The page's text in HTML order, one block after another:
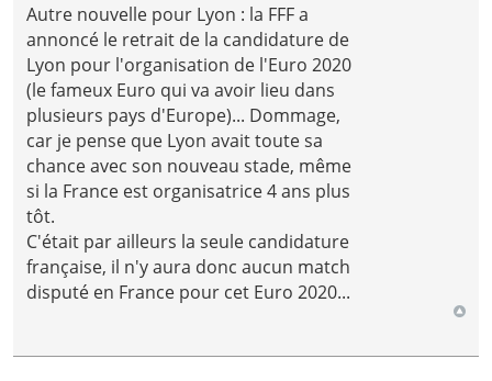
Autre nouvelle pour Lyon : la FFF a
annoncé le retrait de la candidature de
Lyon pour l'organisation de l'Euro 2020
(le fameux Euro qui va avoir lieu dans
plusieurs pays d'Europe)... Dommage,
car je pense que Lyon avait toute sa
chance avec son nouveau stade, même
si la France est organisatrice 4 ans plus
tôt.
C'était par ailleurs la seule candidature
française, il n'y aura donc aucun match
disputé en France pour cet Euro 2020...